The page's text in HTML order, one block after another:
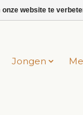
Jongen
website te